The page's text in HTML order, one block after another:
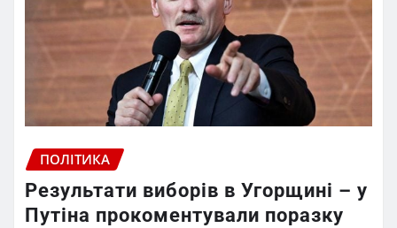
ПОЛІТИКА
Результати виборів в Угорщині – у
Путіна прокоментували поразку